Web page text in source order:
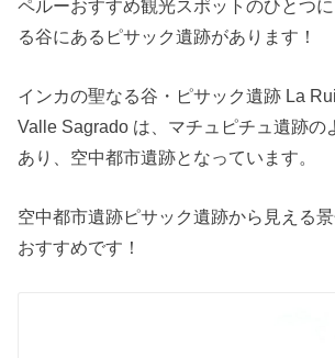
ペルーおすすめ観光スポットのひとつ
る谷にあるピサック遺跡があります！
インカの聖なる谷・ピサック遺跡 La
Valle Sagrado は、マチュピチュ遺跡の
あり、空中都市遺跡となっています。
空中都市遺跡ピサック遺跡から見える
おすすめです！